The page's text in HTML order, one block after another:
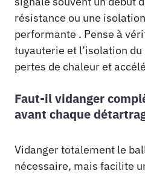
résistance ou une
performante . Pense à
tuyauterie et l’isolation
pertes de chaleur et
Faut-il vidanger
avant chaque
Vidanger totalement le
nécessaire, mais facilite